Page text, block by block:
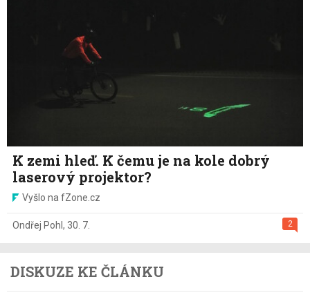
K zemi hleď. K čemu je na kole dobrý
laserový projektor?
Vyšlo na fZone.cz
2
Ondřej Pohl , 30. 7.
DISKUZE KE ČLÁNKU